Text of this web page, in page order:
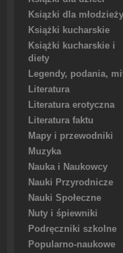
Ksiązki dla młodzieży
Książki kucharskie
Książki kucharskie i
diety
Legendy, podania,
Literatura
Literatura erotyczna
Literatura faktu
Mapy i przewodniki
Muzyka
Nauka i Naukowcy
Nauki Przyrodnicze
Nauki Społeczne
Nuty i śpiewniki
Podręczniki szkolne
Popularno-naukowe